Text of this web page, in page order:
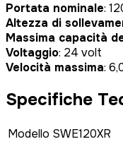
Portata nominale:
Altezza di
Massima capacità
Voltaggio: 24 volt
Velocità massima:
Specifiche
Modello SWE120XR